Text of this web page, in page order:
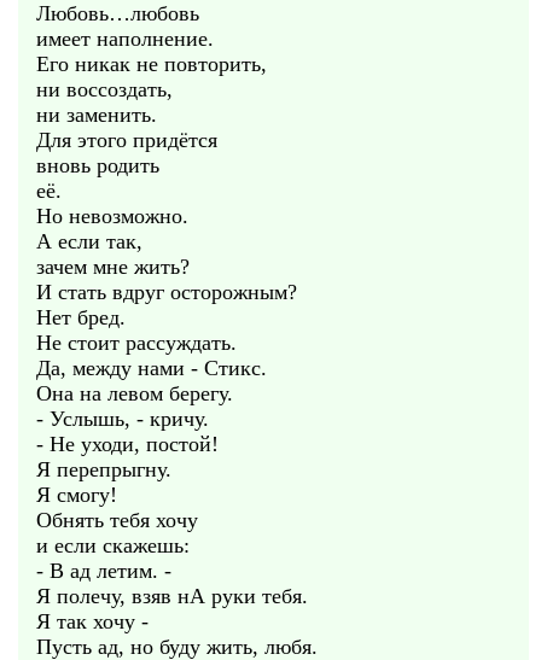
Любовь…любовь
имеет наполнение.
Его никак не повторить,
ни воссоздать,
ни заменить.
Для этого придётся
вновь родить
её.
Но невозможно.
А если так,
зачем мне жить?
И стать вдруг осторожным?
Нет бред.
Не стоит рассуждать.
Да, между нами - Стикс.
Она на левом берегу.
- Услышь, - кричу.
- Не уходи, постой!
Я перепрыгну.
Я смогу!
Обнять тебя хочу
и если скажешь:
- В ад летим. -
Я полечу, взяв нА руки тебя.
Я так хочу -
Пусть ад, но буду жить, любя.